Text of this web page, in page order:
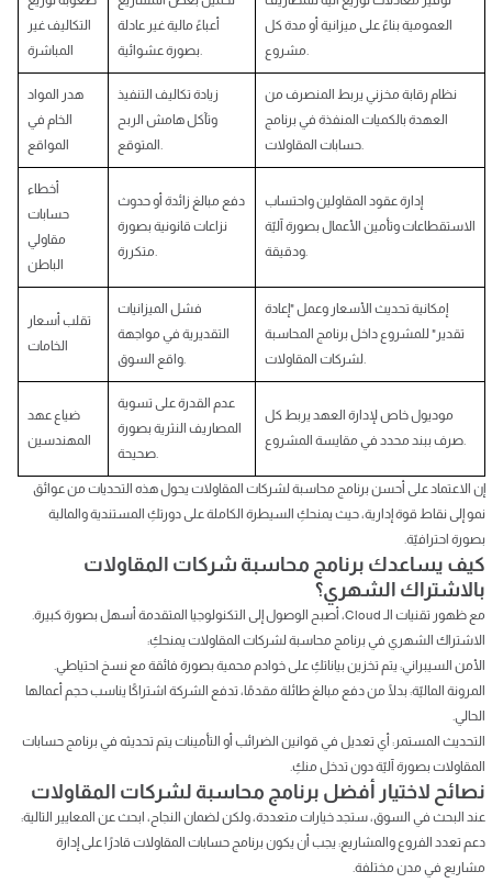
التكاليف غير
المباشرة
أعباءً مالية غير عادلة
العمومية بناءً على ميزانية أو مدة كل
هدر المواد
الخام في
المواقع
زيادة تكاليف التنفيذ
وتآكل هامش الربح
نظام رقابة مخزني يربط المنصرف من
العهدة بالكميات المنفذة في برنامج
أخطاء
حسابات
مقاولي
الباطن
دفع مبالغ زائدة أو حدوث
نزاعات قانونية بصورة
إدارة عقود المقاولين واحتساب
الاستقطاعات وتأمين الأعمال بصورة آليّة
تقلب أسعار
الخامات
فشل الميزانيات
التقديرية في مواجهة
إمكانية تحديث الأسعار وعمل "إعادة
تقدير" للمشروع داخل برنامج المحاسبة
ضياع عهد
المهندسين
عدم القدرة على تسوية
المصاريف النثرية بصورة
موديول خاص لإدارة العهد يربط كل
إن الاعتماد على أحسن برنامج محاسبة لشركات المقاولات يحول هذه التحديات من عوائق
نمو إلى نقاط قوة إدارية، حيث يمنحكِ السيطرة الكاملة على دورتكِ المستندية والمالية
بصورة احترافيّة.
كيف يساعدك برنامج محاسبة شركات المقاولات
بالاشتراك الشهري؟
مع ظهور تقنيات الـ Cloud، أصبح الوصول إلى التكنولوجيا المتقدمة أسهل بصورة كبيرة.
الاشتراك الشهري في برنامج محاسبة لشركات المقاولات يمنحكِ:
الأمن السيبراني: يتم تخزين بياناتكِ على خوادم محمية بصورة فائقة مع نسخ احتياطي.
المرونة الماليّة: بدلًا من دفع مبالغ طائلة مقدمًا، تدفع الشركة اشتراكًا يناسب حجم أعمالها
الحالي.
التحديث المستمر: أي تعديل في قوانين الضرائب أو التأمينات يتم تحديثه في برنامج حسابات
المقاولات بصورة آليّة دون تدخل منكِ.
نصائح لاختيار أفضل برنامج محاسبة لشركات المقاولات
عند البحث في السوق، ستجد خيارات متعددة، ولكن لضمان النجاح، ابحث عن المعايير التالية:
دعم تعدد الفروع والمشاريع: يجب أن يكون برنامج حسابات المقاولات قادرًا على إدارة
مشاريع في مدن مختلفة.